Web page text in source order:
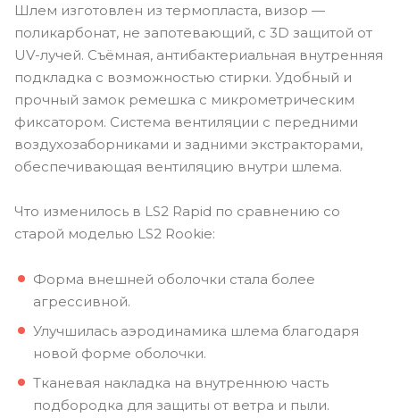
Шлем изготовлен из термопласта, визор —
поликарбонат, не запотевающий, с 3D защитой от
UV-лучей. Съёмная, антибактериальная внутренняя
подкладка с возможностью стирки. Удобный и
прочный замок ремешка с микрометрическим
фиксатором. Система вентиляции с передними
воздухозаборниками и задними экстракторами,
обеспечивающая вентиляцию внутри шлема.
Что изменилось в LS2 Rapid по сравнению со
старой моделью LS2 Rookie:
Форма внешней оболочки стала более
агрессивной.
Улучшилась аэродинамика шлема благодаря
новой форме оболочки.
Тканевая накладка на внутреннюю часть
подбородка для защиты от ветра и пыли.